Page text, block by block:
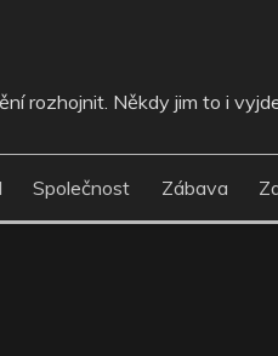
rozhojnit. Někdy jim to i
Společnost Zábava